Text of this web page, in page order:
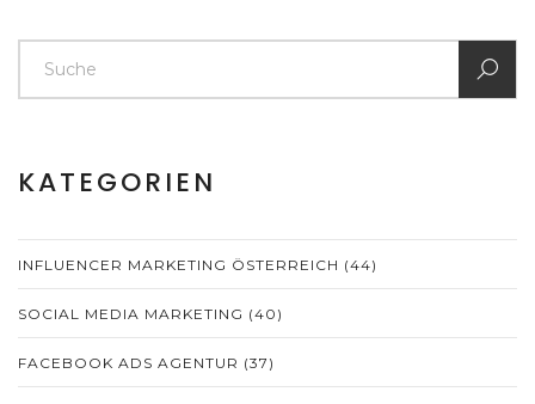
KATEGORIEN
INFLUENCER MARKETING ÖSTERREICH (44)
SOCIAL MEDIA MARKETING (40)
FACEBOOK ADS AGENTUR (37)